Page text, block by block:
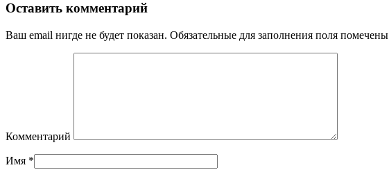
Оставить комментарий
Ваш email нигде не будет показан. Обязательные для заполнения поля помечены
Комментарий
Имя *